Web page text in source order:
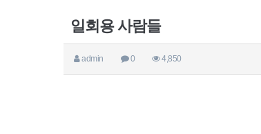
일회용 사람들
admin 0 4,850